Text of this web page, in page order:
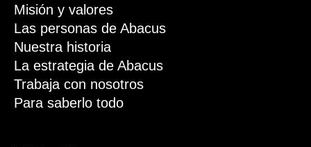
Misión y valores
Las personas de Abacus
Nuestra historia
La estrategia de Abacus
Trabaja con nosotros
Para saberlo todo